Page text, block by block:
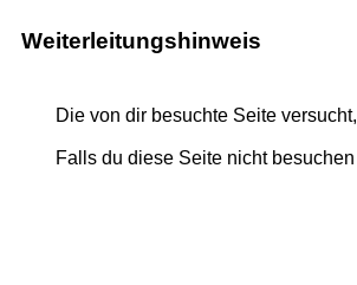
Weiterleitungshinweis
Die von dir besuchte Seite
Falls du diese Seite nicht